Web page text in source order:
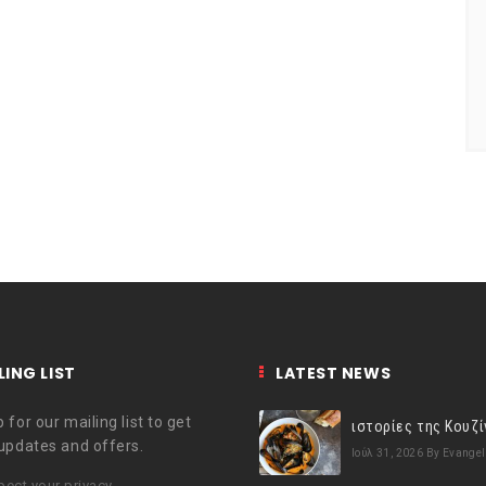
LIST
for our mailing list to get
and offers.
LATEST NEWS
Ιούλ 31, 2026 By